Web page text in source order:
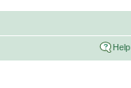
Help